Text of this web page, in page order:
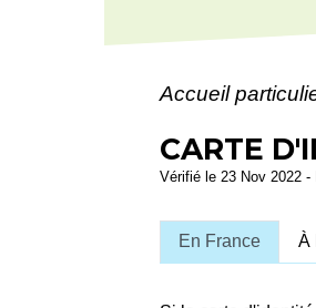
Accueil
CARTE
Vérifié le 23 Nov 2022
En France À